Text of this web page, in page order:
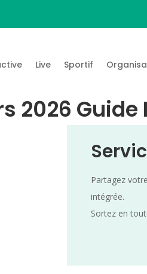
Live Sportif
2026
Partagez
intégrée.
Sortez en